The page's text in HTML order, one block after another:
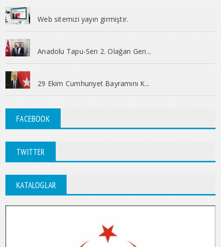
Web sitemizi yayın girmiştir.
Anadolu Tapu-Sen 2. Olağan Gen...
29 Ekim Cumhuriyet Bayramını K...
FACEBOOK
TWITTER
KATALOGLAR